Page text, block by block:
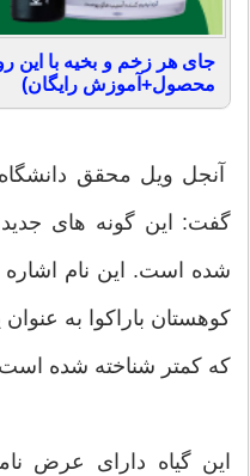
محصول+آموزش رایگان)
آنجل ویل محقق دانشگاه
شده است. این نام
کوهستان باراکوا به
که کمتر شناخته شده
این گیاه دارای عرض